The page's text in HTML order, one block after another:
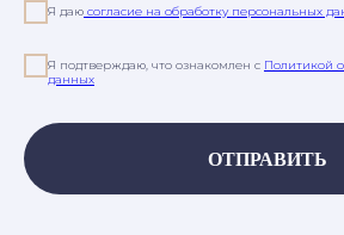
Я даю согласие на обработку персональных
Я подтверждаю, что ознакомлен с Политикой
данных
ОТПРАВИТЬ